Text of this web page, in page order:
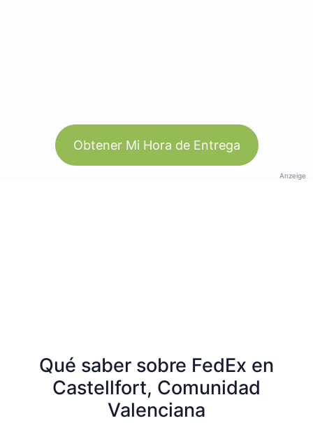
Obtener Mi Hora de Entrega
Anzeige
Qué saber sobre FedEx en
Castellfort, Comunidad
Valenciana